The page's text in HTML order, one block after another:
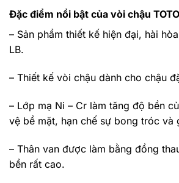
Đặc điểm nổi bật của vòi chậu TOTO
– Sản phẩm thiết kế hiện đại, hài
LB.
– Thiết kế vòi chậu dành cho chậu
– Lớp mạ Ni – Cr làm tăng độ bền
vệ bề mặt, hạn chế sự bong tróc và
– Thân van được làm bằng đồng
bền rất cao.